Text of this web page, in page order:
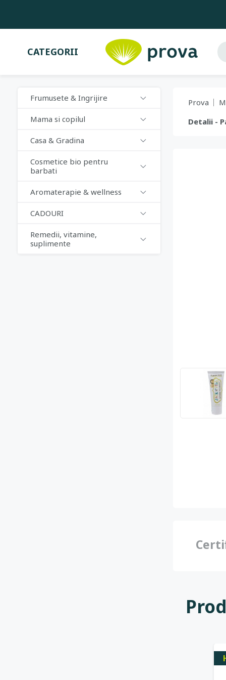
CATEGORII
Frumusete & Ingrijire
Mama si copilul
Casa & Gradina
Cosmetice bio pentru
barbati
Aromaterapie & wellness
CADOURI
Remedii, vitamine,
suplimente
Prova
Detalii -